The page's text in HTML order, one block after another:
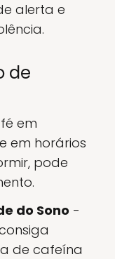
alerta e
de
em
em horários
pode
do Sono -
de cafeína